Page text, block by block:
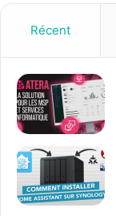
r
e
a
d
s
e
Récent